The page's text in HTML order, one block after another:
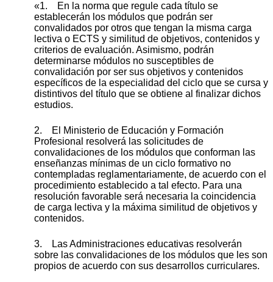
«1. En la norma que regule cada título se
establecerán los módulos que podrán ser
convalidados por otros que tengan la misma carga
lectiva o ECTS y similitud de objetivos, contenidos y
criterios de evaluación. Asimismo, podrán
determinarse módulos no susceptibles de
convalidación por ser sus objetivos y contenidos
específicos de la especialidad del ciclo que se cursa y
distintivos del título que se obtiene al finalizar dichos
estudios.
2. El Ministerio de Educación y Formación
Profesional resolverá las solicitudes de
convalidaciones de los módulos que conforman las
enseñanzas mínimas de un ciclo formativo no
contempladas reglamentariamente, de acuerdo con el
procedimiento establecido a tal efecto. Para una
resolución favorable será necesaria la coincidencia
de carga lectiva y la máxima similitud de objetivos y
contenidos.
3. Las Administraciones educativas resolverán
sobre las convalidaciones de los módulos que les son
propios de acuerdo con sus desarrollos curriculares.